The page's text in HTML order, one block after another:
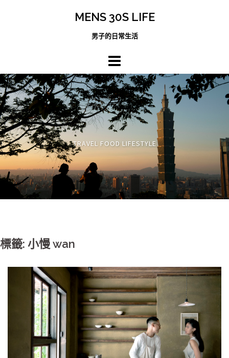
MENS 30S LIFE
男子的日常生活
TRAVEL FOOD LIFESTYLE
標籤: 小慢 wan